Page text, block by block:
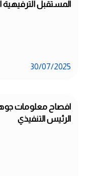
المستقبل
30/07/2025
الرئيس التنفيذي